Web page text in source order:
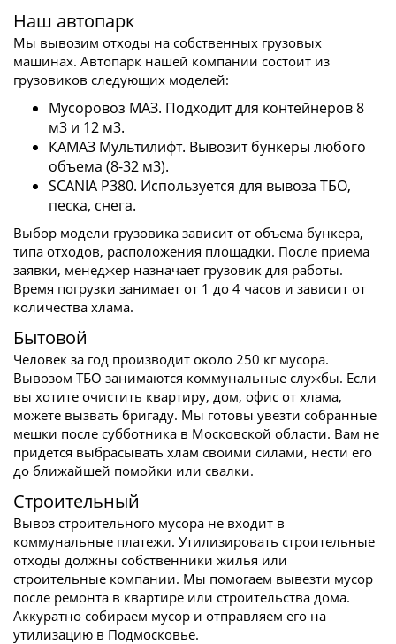
Наш автопарк
Мы вывозим отходы на собственных грузовых
машинах. Автопарк нашей компании состоит из
грузовиков следующих моделей:
Мусоровоз МАЗ. Подходит для контейнеров 8
м3 и 12 м3.
КАМАЗ Мультилифт. Вывозит бункеры любого
объема (8-32 м3).
SCANIA P380. Используется для вывоза ТБО,
песка, снега.
Выбор модели грузовика зависит от объема бункера,
типа отходов, расположения площадки. После приема
заявки, менеджер назначает грузовик для работы.
Время погрузки занимает от 1 до 4 часов и зависит от
количества хлама.
Бытовой
Человек за год производит около 250 кг мусора.
Вывозом ТБО занимаются коммунальные службы. Если
вы хотите очистить квартиру, дом, офис от хлама,
можете вызвать бригаду. Мы готовы увезти собранные
мешки после субботника в Московской области. Вам не
придется выбрасывать хлам своими силами, нести его
до ближайшей помойки или свалки.
Строительный
Вывоз строительного мусора не входит в
коммунальные платежи. Утилизировать строительные
отходы должны собственники жилья или
строительные компании. Мы помогаем вывезти мусор
после ремонта в квартире или строительства дома.
Аккуратно собираем мусор и отправляем его на
утилизацию в Подмосковье.